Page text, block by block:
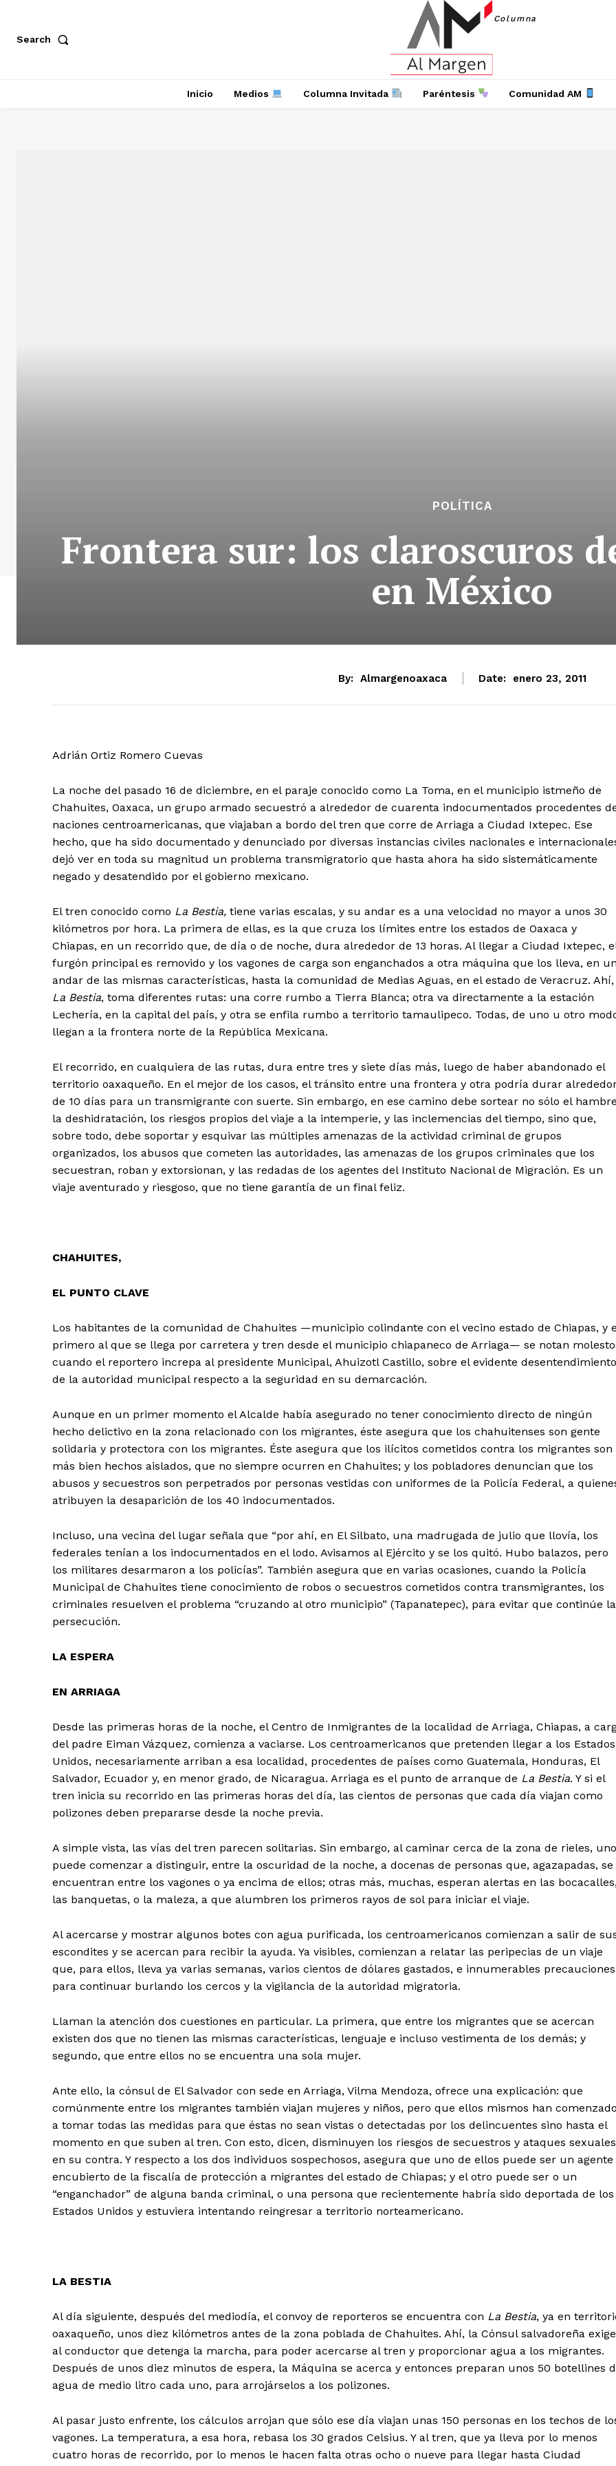
Search
Columna
Inicio Medios Columna Invitada Paréntesis Comunidad AM
POLÍTICA
Frontera sur: los claroscuros
en México
By: Almargenoaxaca Date: enero 23, 2011
Adrián Ortiz Romero Cuevas
La noche del pasado 16 de diciembre, en el paraje conocido como La Toma, en el municipio istmeño de
Chahuites, Oaxaca, un grupo armado secuestró a alrededor de cuarenta indocumentados procedentes
naciones centroamericanas, que viajaban a bordo del tren que corre de Arriaga a Ciudad Ixtepec. Ese
hecho, que ha sido documentado y denunciado por diversas instancias civiles nacionales e
dejó ver en toda su magnitud un problema transmigratorio que hasta ahora ha sido sistemáticamente
negado y desatendido por el gobierno mexicano.
El tren conocido como La Bestia, tiene varias escalas, y su andar es a una velocidad no mayor a unos 30
kilómetros por hora. La primera de ellas, es la que cruza los límites entre los estados de Oaxaca y
Chiapas, en un recorrido que, de día o de noche, dura alrededor de 13 horas. Al llegar a Ciudad Ixtepec,
furgón principal es removido y los vagones de carga son enganchados a otra máquina que los lleva, en
andar de las mismas características, hasta la comunidad de Medias Aguas, en el estado de Veracruz. Ahí,
La Bestia, toma diferentes rutas: una corre rumbo a Tierra Blanca; otra va directamente a la estación
Lechería, en la capital del país, y otra se enfila rumbo a territorio tamaulipeco. Todas, de uno u otro
llegan a la frontera norte de la República Mexicana.
El recorrido, en cualquiera de las rutas, dura entre tres y siete días más, luego de haber abandonado el
territorio oaxaqueño. En el mejor de los casos, el tránsito entre una frontera y otra podría durar
de 10 días para un transmigrante con suerte. Sin embargo, en ese camino debe sortear no sólo el
la deshidratación, los riesgos propios del viaje a la intemperie, y las inclemencias del tiempo, sino que,
sobre todo, debe soportar y esquivar las múltiples amenazas de la actividad criminal de grupos
organizados, los abusos que cometen las autoridades, las amenazas de los grupos criminales que los
secuestran, roban y extorsionan, y las redadas de los agentes del Instituto Nacional de Migración. Es un
viaje aventurado y riesgoso, que no tiene garantía de un final feliz.
CHAHUITES,
EL PUNTO CLAVE
Los habitantes de la comunidad de Chahuites —municipio colindante con el vecino estado de Chiapas, y
primero al que se llega por carretera y tren desde el municipio chiapaneco de Arriaga— se notan
cuando el reportero increpa al presidente Municipal, Ahuizotl Castillo, sobre el evidente desentendimiento
de la autoridad municipal respecto a la seguridad en su demarcación.
Aunque en un primer momento el Alcalde había asegurado no tener conocimiento directo de ningún
hecho delictivo en la zona relacionado con los migrantes, éste asegura que los chahuitenses son gente
solidaria y protectora con los migrantes. Éste asegura que los ilícitos cometidos contra los migrantes son
más bien hechos aislados, que no siempre ocurren en Chahuites; y los pobladores denuncian que los
abusos y secuestros son perpetrados por personas vestidas con uniformes de la Policía Federal, a
atribuyen la desaparición de los 40 indocumentados.
Incluso, una vecina del lugar señala que “por ahí, en El Silbato, una madrugada de julio que llovía, los
federales tenían a los indocumentados en el lodo. Avisamos al Ejército y se los quitó. Hubo balazos, pero
los militares desarmaron a los policías”. También asegura que en varias ocasiones, cuando la Policía
Municipal de Chahuites tiene conocimiento de robos o secuestros cometidos contra transmigrantes, los
criminales resuelven el problema “cruzando al otro municipio” (Tapanatepec), para evitar que continúe la
persecución.
LA ESPERA
EN ARRIAGA
Desde las primeras horas de la noche, el Centro de Inmigrantes de la localidad de Arriaga, Chiapas, a
del padre Eiman Vázquez, comienza a vaciarse. Los centroamericanos que pretenden llegar a los Estados
Unidos, necesariamente arriban a esa localidad, procedentes de países como Guatemala, Honduras, El
Salvador, Ecuador y, en menor grado, de Nicaragua. Arriaga es el punto de arranque de La Bestia. Y si el
tren inicia su recorrido en las primeras horas del día, las cientos de personas que cada día viajan como
polizones deben prepararse desde la noche previa.
A simple vista, las vías del tren parecen solitarias. Sin embargo, al caminar cerca de la zona de rieles, uno
puede comenzar a distinguir, entre la oscuridad de la noche, a docenas de personas que, agazapadas, se
encuentran entre los vagones o ya encima de ellos; otras más, muchas, esperan alertas en las
las banquetas, o la maleza, a que alumbren los primeros rayos de sol para iniciar el viaje.
Al acercarse y mostrar algunos botes con agua purificada, los centroamericanos comienzan a salir de
escondites y se acercan para recibir la ayuda. Ya visibles, comienzan a relatar las peripecias de un viaje
que, para ellos, lleva ya varias semanas, varios cientos de dólares gastados, e innumerables precauciones
para continuar burlando los cercos y la vigilancia de la autoridad migratoria.
Llaman la atención dos cuestiones en particular. La primera, que entre los migrantes que se acercan
existen dos que no tienen las mismas características, lenguaje e incluso vestimenta de los demás; y
segundo, que entre ellos no se encuentra una sola mujer.
Ante ello, la cónsul de El Salvador con sede en Arriaga, Vilma Mendoza, ofrece una explicación: que
comúnmente entre los migrantes también viajan mujeres y niños, pero que ellos mismos han
a tomar todas las medidas para que éstas no sean vistas o detectadas por los delincuentes sino hasta el
momento en que suben al tren. Con esto, dicen, disminuyen los riesgos de secuestros y ataques sexuales
en su contra. Y respecto a los dos individuos sospechosos, asegura que uno de ellos puede ser un agente
encubierto de la fiscalía de protección a migrantes del estado de Chiapas; y el otro puede ser o un
“enganchador” de alguna banda criminal, o una persona que recientemente habría sido deportada de los
Estados Unidos y estuviera intentando reingresar a territorio norteamericano.
LA BESTIA
Al día siguiente, después del mediodía, el convoy de reporteros se encuentra con La Bestia, ya en
oaxaqueño, unos diez kilómetros antes de la zona poblada de Chahuites. Ahí, la Cónsul salvadoreña exige
al conductor que detenga la marcha, para poder acercarse al tren y proporcionar agua a los migrantes.
Después de unos diez minutos de espera, la Máquina se acerca y entonces preparan unos 50 botellines
agua de medio litro cada uno, para arrojárselos a los polizones.
Al pasar justo enfrente, los cálculos arrojan que sólo ese día viajan unas 150 personas en los techos de
vagones. La temperatura, a esa hora, rebasa los 30 grados Celsius. Y al tren, que ya lleva por lo menos
cuatro horas de recorrido, por lo menos le hacen falta otras ocho o nueve para llegar hasta Ciudad